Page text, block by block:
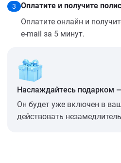
3
Оплатите и получите полис
Оплатите онлайн и
e-mail за 5 минут.
Наслаждайтесь подарком
Он будет уже включен в
действовать